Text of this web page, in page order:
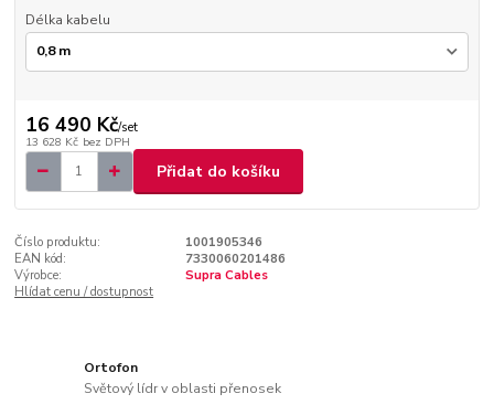
Délka kabelu
16 490 Kč/set
13 628 Kč bez DPH
Přidat do košíku
Číslo produktu:
1001905346
EAN kód:
7330060201486
Výrobce:
Supra Cables
Hlídat cenu / dostupnost
Ortofon
Světový lídr v oblasti přenosek